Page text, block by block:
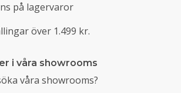
på lagervaror
över 1.499 kr.
i våra showrooms
våra showrooms?